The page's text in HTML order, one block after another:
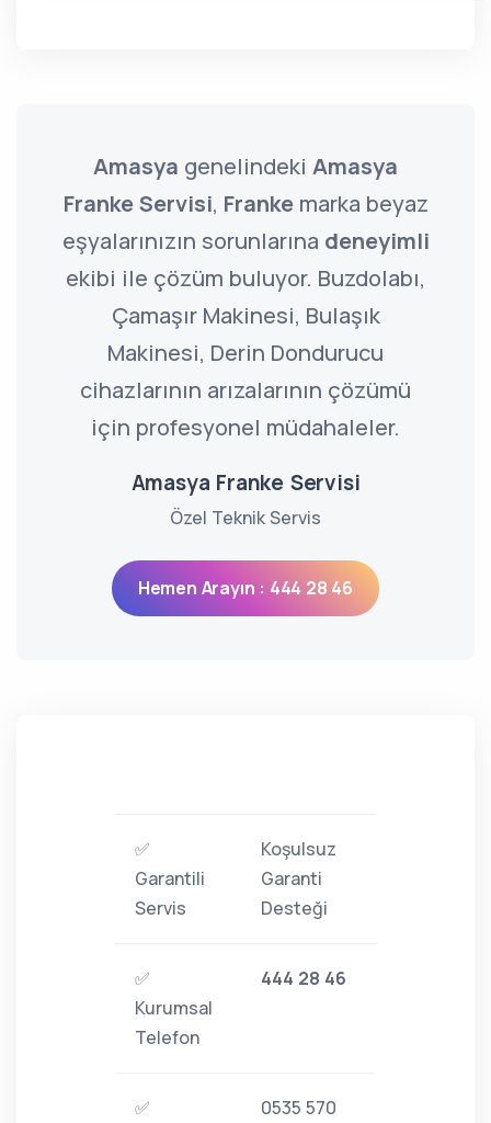
Amasya genelindeki Amasya
Franke Servisi, Frankemarka beyaz
eşyalarınızın sorunlarına deneyimli
ekibi ile çözüm buluyor. Buzdolabı,
Çamaşır Makinesi, Bulaşık
Makinesi, Derin Dondurucu
cihazlarının arızalarının çözümü
için profesyonel müdahaleler.
Amasya Franke Servisi
Özel Teknik Servis
Hemen Arayın : 444 28 46
✅
Garantili
Servis
Koşulsuz
Garanti
Desteği
✅
Kurumsal
Telefon
444 28 46
✅
0535 570